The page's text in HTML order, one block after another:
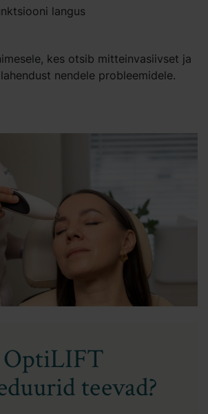
langus
kes otsib mitteinvasiivset ja
nendele probleemidele.
teevad?